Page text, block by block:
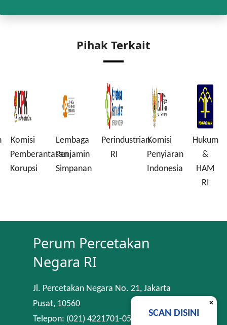
Pihak Terkait
Komisi
Pemberantasan
Korupsi
Lembaga
Penjamin
Simpanan
Perindustrian
RI
Komisi
Penyiaran
Indonesia
Hukum
&
HAM
RI
Perum Percetakan
Negara RI
Jl. Percetakan Negara No. 21, Jakarta
Pusat, 10560
Telepon: (021) 4221701-05
×
SCAN DISINI